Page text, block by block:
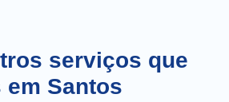
serviços que
em Santos